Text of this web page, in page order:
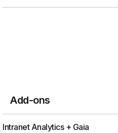
Add-ons
Intranet Analytics + Gaia